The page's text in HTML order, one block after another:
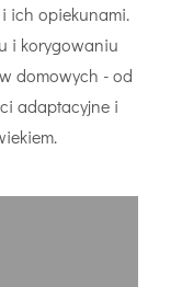
ich opiekunami.
i korygowaniu
domowych - od
adaptacyjne i